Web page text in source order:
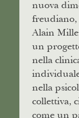
nuova
freudiano,
Alain
un
nella
nella
collettiva,
come un